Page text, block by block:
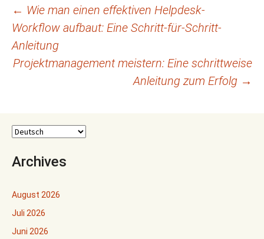
Beitragsnavigation
← Wie man einen effektiven Helpdesk-
Workflow aufbaut: Eine Schritt-für-Schritt-
Anleitung
Projektmanagement meistern: Eine schrittweise
Anleitung zum Erfolg →
Archives
August 2026
Juli 2026
Juni 2026